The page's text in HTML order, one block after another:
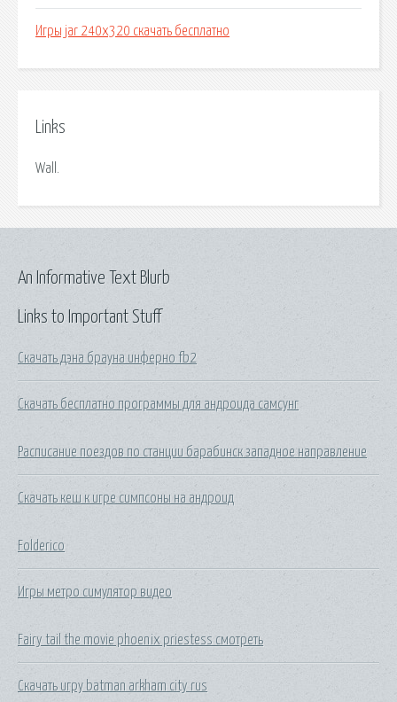
Игры jar 240x320 скачать бесплатно
Links
Wall.
Links to Important Stuff
Скачать дэна брауна инферно fb2
Скачать бесплатно программы для андроида самсунг
Расписание поездов по станции барабинск западное направление
Скачать кеш к игре симпсоны на андроид
Folderico
Игры метро симулятор видео
Fairy tail the movie phoenix priestess смотреть
Скачать игру batman arkham city rus
An Informative Text Blurb